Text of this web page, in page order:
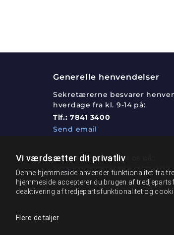
Vi værdsætter dit privatliv
Denne hjemmeside anvender funktionalitet fra
hjemmeside accepterer du brugen af
deaktivering af tredjepartsfunktionalitet og
Flere detaljer
Generelle henvendelser
Sekretærerne besvarer
hverdage fra kl. 9-14 på:
Tlf.:7841 3400
Send email
Send sikker post til os på:
hospice@hospicedjursland.dk
eller via borger.dk:
Send sikker email